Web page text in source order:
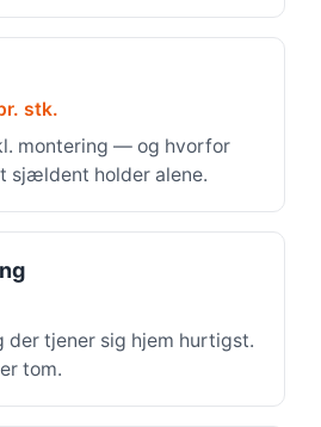
stk.
montering — og hvorfor
sjældent holder alene.
der tjener sig hjem hurtigst.
tom.